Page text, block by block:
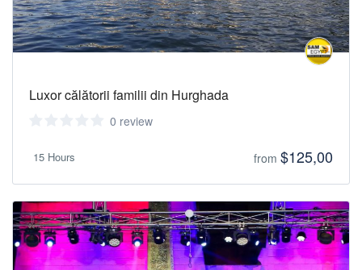
Luxor călătorii familii din Hurghada
0 review
15 Hours from $125,00